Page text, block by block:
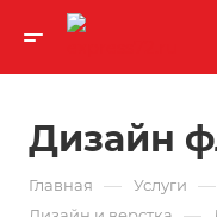
Дизайн
Главная — Услуги —